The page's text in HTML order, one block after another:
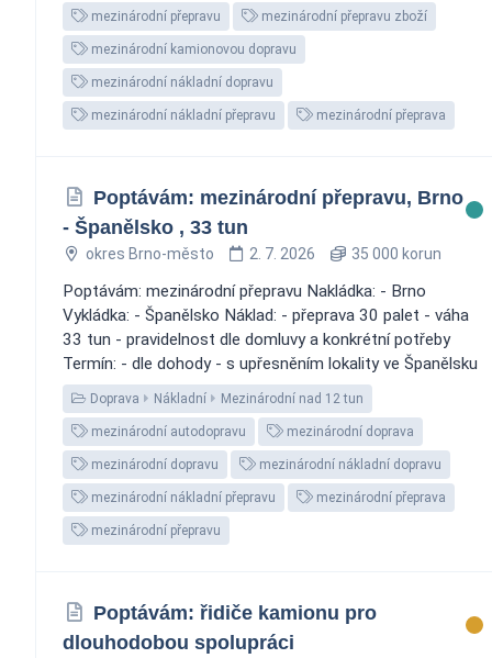
mezinárodní přepravu mezinárodní přepravu zboží
mezinárodní kamionovou dopravu
mezinárodní nákladní dopravu
mezinárodní nákladní přepravu mezinárodní přeprava
Poptávám: mezinárodní přepravu, Brno
- Španělsko , 33 tun
okres Brno-město 2. 7. 2026 35 000 korun
Poptávám: mezinárodní přepravu Nakládka: - Brno
Vykládka: - Španělsko Náklad: - přeprava 30 palet - váha
33 tun - pravidelnost dle domluvy a konkrétní potřeby
Termín: - dle dohody - s upřesněním lokality ve Španělsku
Doprava Nákladní Mezinárodní nad 12 tun
mezinárodní autodopravu mezinárodní doprava
mezinárodní dopravu mezinárodní nákladní dopravu
mezinárodní nákladní přepravu mezinárodní přeprava
mezinárodní přepravu
Poptávám: řidiče kamionu pro
dlouhodobou spolupráci